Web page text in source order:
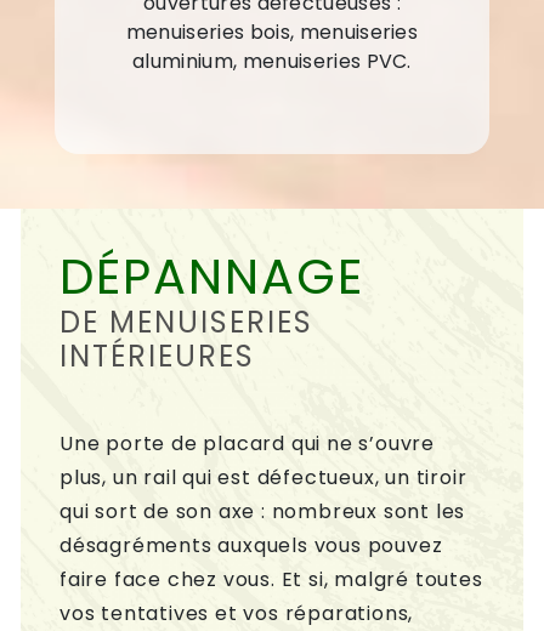
menuiseries bois, menuiseries
aluminium, menuiseries PVC.
DÉPANNAGE
DE MENUISERIES
INTÉRIEURES
Une porte de placard qui ne s’ouvre
plus, un rail qui est défectueux, un tiroir
qui sort de son axe : nombreux sont les
désagréments auxquels vous pouvez
faire face chez vous. Et si, malgré toutes
vos tentatives et vos réparations,